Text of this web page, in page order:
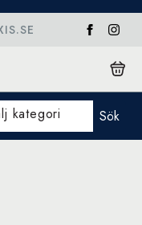
kategori Sök